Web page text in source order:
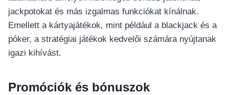
jackpotokat és más izgalmas funkciókat kínálnak.
Emellett a kártyajátékok, mint például a blackjack és a
póker, a stratégiai játékok kedvelői számára nyújtanak
igazi kihívást.
Promóciók és bónuszok